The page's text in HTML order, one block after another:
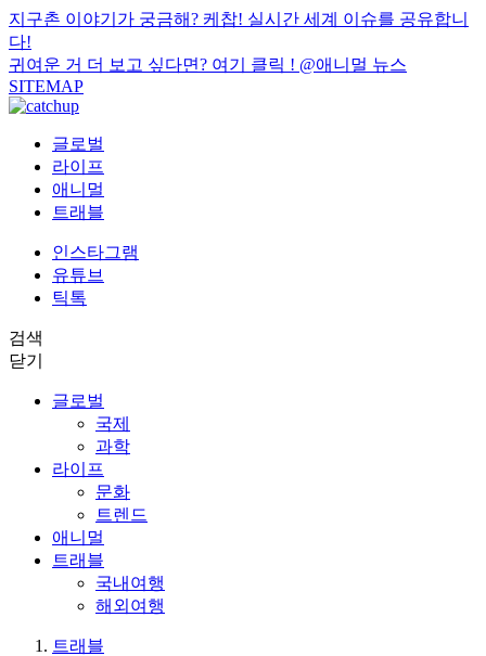
지구촌 이야기가 궁금해? 케찹! 실시간 세계 이슈를 공유합니
다!
귀여운 거 더 보고 싶다면? 여기 클릭 ! @애니멀 뉴스
SITEMAP
글로벌
라이프
애니멀
트래블
인스타그램
유튜브
틱톡
검색
닫기
글로벌
국제
과학
라이프
문화
트렌드
애니멀
트래블
국내여행
해외여행
트래블